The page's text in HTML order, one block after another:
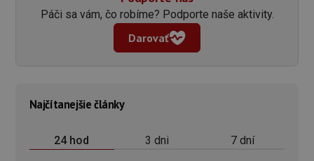
Páči sa vám, čo robíme? Podporte naše aktivity.
Darovať
Najčítanejšie články
24 hod 3 dni 7 dní